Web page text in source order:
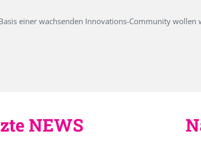
einer wachsenden Innovations-Community
NEWS